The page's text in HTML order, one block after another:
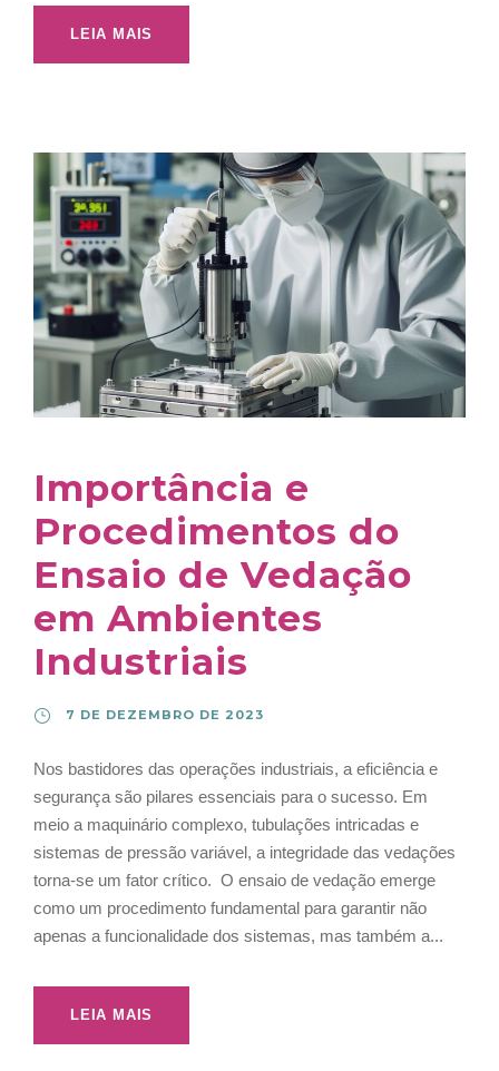
LEIA MAIS
Importância e
Procedimentos do
Ensaio de Vedação
em Ambientes
Industriais
7 DE DEZEMBRO DE 2023
Nos bastidores das operações industriais, a eficiência e
segurança são pilares essenciais para o sucesso. Em
meio a maquinário complexo, tubulações intricadas e
sistemas de pressão variável, a integridade das vedações
torna-se um fator crítico. O ensaio de vedação emerge
como um procedimento fundamental para garantir não
apenas a funcionalidade dos sistemas, mas também a...
LEIA MAIS